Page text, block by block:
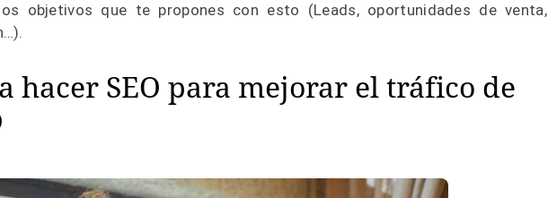
objetivos que te propones con esto (Leads, oportunidades de venta,
hacer SEO para mejorar el tráfico de